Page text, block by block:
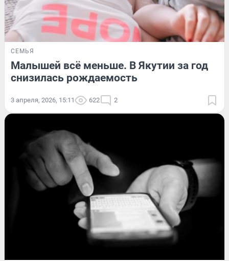
СЕМЬЯ
Малышей всё меньше. В Якутии за год
снизилась рождаемость
3 апреля, 2026, 15:11 622 2